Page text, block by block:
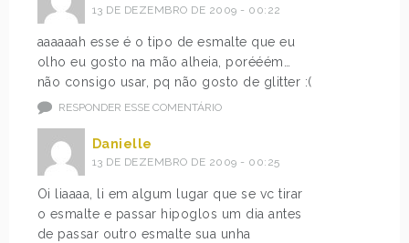
13 DE DEZEMBRO DE 2009 - 00:22
aaaaaah esse é o tipo de esmalte que eu
olho eu gosto na mão alheia, porééém…
não consigo usar, pq não gosto de glitter :(
RESPONDER ESSE COMENTÁRIO
Danielle
13 DE DEZEMBRO DE 2009 - 00:25
Oi liaaaa, li em algum lugar que se vc tirar
o esmalte e passar hipoglos um dia antes
de passar outro esmalte sua unha